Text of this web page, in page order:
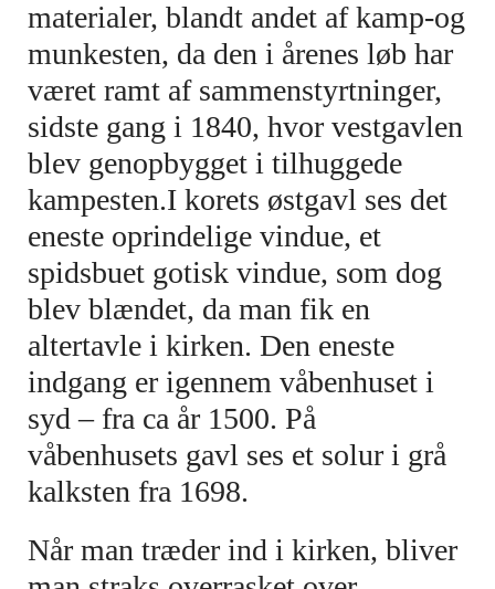
materialer, blandt andet af kamp-og
munkesten, da den i årenes løb har
været ramt af sammenstyrtninger,
sidste gang i 1840, hvor vestgavlen
blev genopbygget i tilhuggede
kampesten.I korets østgavl ses det
eneste oprindelige vindue, et
spidsbuet gotisk vindue, som dog
blev blændet, da man fik en
altertavle i kirken. Den eneste
indgang er igennem våbenhuset i
syd – fra ca år 1500. På
våbenhusets gavl ses et solur i grå
kalksten fra 1698.
Når man træder ind i kirken, bliver